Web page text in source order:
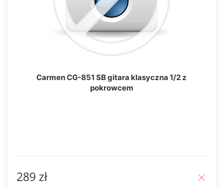
Carmen CG-851 SB gitara klasyczna 1/2 z
pokrowcem
289 zł